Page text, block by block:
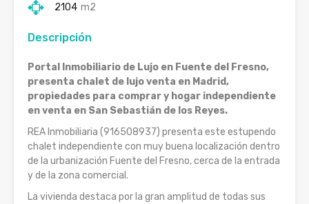
2104 m2
Descripción
Portal Inmobiliario de Lujo en Fuente del Fresno,
presenta chalet de lujo venta en Madrid,
propiedades para comprar y hogar independiente
en venta en San Sebastián de los Reyes.
REA Inmobiliaria (916508937) presenta este estupendo
chalet independiente con muy buena localización dentro
de la urbanización Fuente del Fresno, cerca de la entrada
y de la zona comercial.
La vivienda destaca por la gran amplitud de todas sus